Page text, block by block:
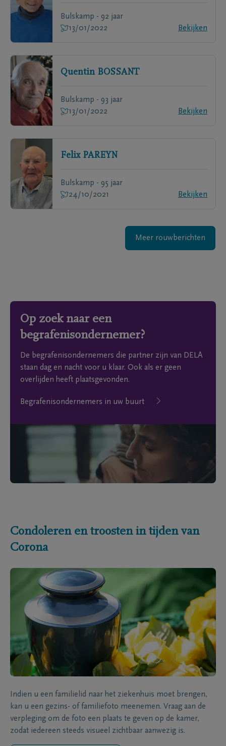
Bulskamp - 92 jaar
13/01/2022
Bekijken
Quentin BOSSANT
Bulskamp - 93 jaar
13/01/2022
Bekijken
Felix PAREYN
Bulskamp - 95 jaar
24/10/2021
Bekijken
Meer rouwberichten
Op zoek naar een
begrafenisondernemer?
De begrafenisondernemers die partner zijn van DELA
staan dag en nacht voor u klaar. Ook als er geen
overlijden heeft plaatsgevonden.
Begrafenisondernemers in uw buurt
Condoleren en troosten in tijden van
Corona
Indien u een familielid naar het ziekenhuis moet brengen,
kan u een gezins- of familiefoto meenemen. Vraag aan de
verpleging om de foto een plaats te geven op de kamer,
zodat iedereen steeds visueel zichtbaar aanwezig is.